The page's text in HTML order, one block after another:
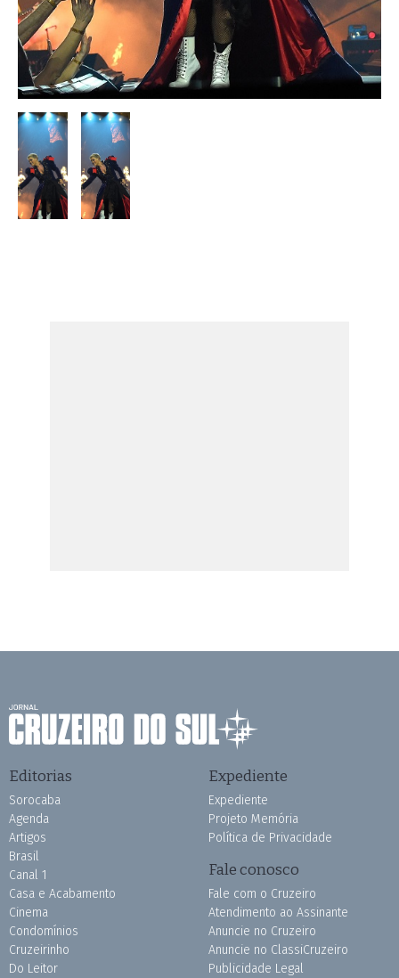
Editorias
Sorocaba
Agenda
Artigos
Brasil
Canal 1
Casa e Acabamento
Cinema
Condomínios
Cruzeirinho
Do Leitor
Expediente
Expediente
Projeto Memória
Política de Privacidade
Fale conosco
Fale com o Cruzeiro
Atendimento ao Assinante
Anuncie no Cruzeiro
Anuncie no ClassiCruzeiro
Publicidade Legal